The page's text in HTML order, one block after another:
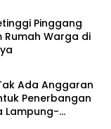
Pinggang
Rumah Warga di
Ada Anggaran
Penerbangan
Lampung-